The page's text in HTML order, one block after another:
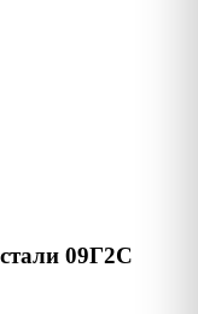
09Г2С